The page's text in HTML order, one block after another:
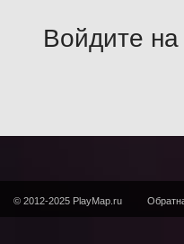
Войдите на
© 2012-2025 PlayMap.ru